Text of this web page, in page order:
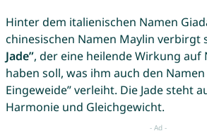
Hinter dem italienischen Namen
chinesischen Namen Maylin verbirgt
Jade”, der eine heilende Wirkung auf
haben soll, was ihm auch den Namen
Eingeweide” verleiht. Die Jade steht
Harmonie und Gleichgewicht.